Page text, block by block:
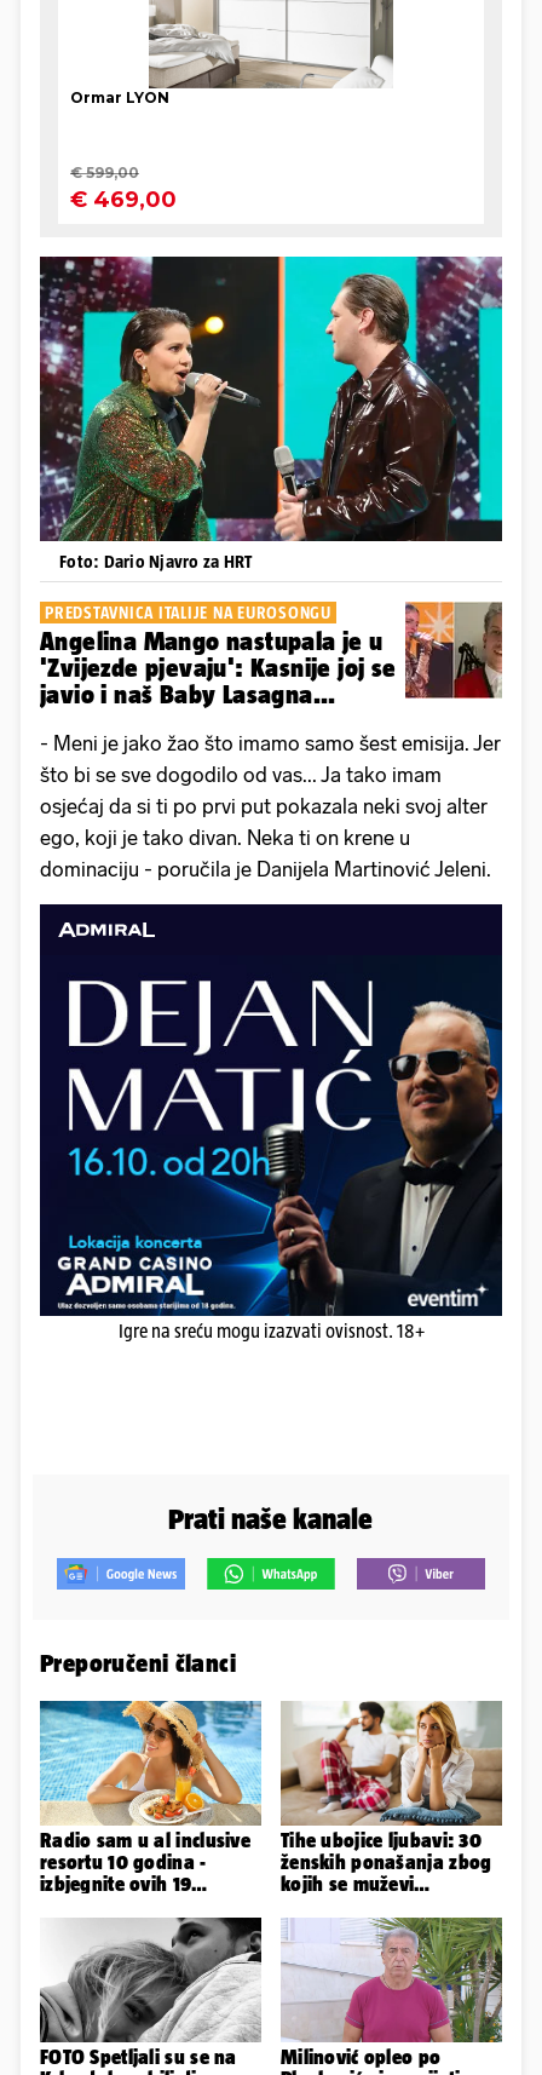
Foto: Dario Njavro za HRT
PREDSTAVNICA ITALIJE NA EUROSONGU
Angelina Mango nastupala je u
'Zvijezde pjevaju': Kasnije joj se
javio i naš Baby Lasagna...
- Meni je jako žao što imamo samo šest emisija. Jer
što bi se sve dogodilo od vas... Ja tako imam
osjećaj da si ti po prvi put pokazala neki svoj alter
ego, koji je tako divan. Neka ti on krene u
dominaciju - poručila je Danijela Martinović Jeleni.
Igre na sreću mogu izazvati ovisnost. 18+
Prati naše kanale
Preporučeni članci
Radio sam u al inclusive
resortu 10 godina -
izbjegnite ovih 19
Tihe ubojice ljubavi: 30
ženskih ponašanja zbog
kojih se muževi
FOTO Spetljali su se na
Milinović opleo po